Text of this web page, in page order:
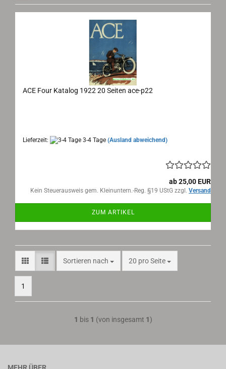
ACE Four Katalog 1922 20 Seiten ace-p22
Lieferzeit: 3-4 Tage (Ausland abweichend)
ab 25,00 EUR
Kein Steuerausweis gem. Kleinuntern.-Reg. §19 UStG zzgl. Versand
ZUM ARTIKEL
Sortieren nach
Sortieren nach 20 pro Seite
pro Seite
1
1 bis 1 (von insgesamt 1)